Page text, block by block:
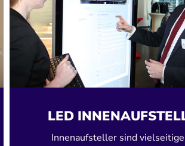
LED
Innenaufsteller sind